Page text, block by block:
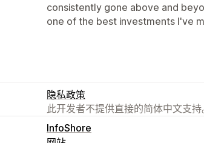
consistently gone above and
one of the best investments I've
隐私政策
此开发者不提供直接的简体中文支持
InfoShore